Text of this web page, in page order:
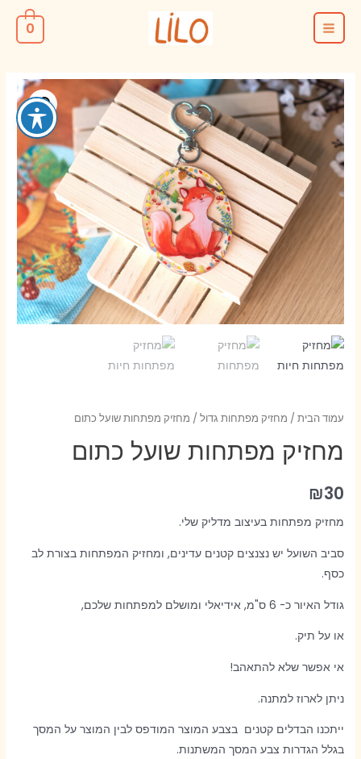
דילוג
MAIN
0
עמוד הבית / מחזיק מפתחות גדול / מחזיק מפתחות שועל כתום
מחזיק מפתחות שועל כתום
₪30
מחזיק מפתחות בעיצוב מדליק שלי.
סביב השועל יש נצנצים קטנים עדינים, ומחזיק המפתחות בצורת לב
כסף.
גודל האיור כ- 6 ס"מ, אידיאלי ומושלם למפתחות שלכם,
או על תיק.
אי אפשר שלא להתאהב!
ניתן לארוז למתנה.
ייתכנו הבדלים קטנים בצבע המוצר המודפס לבין המוצר על המסך
בגלל הגדרות צבע המסך המשתנות.